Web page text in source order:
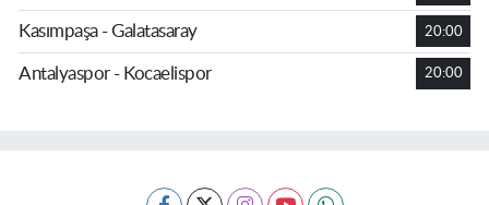
Kasımpaşa - Galatasaray 20:00
Antalyaspor - Kocaelispor 20:00